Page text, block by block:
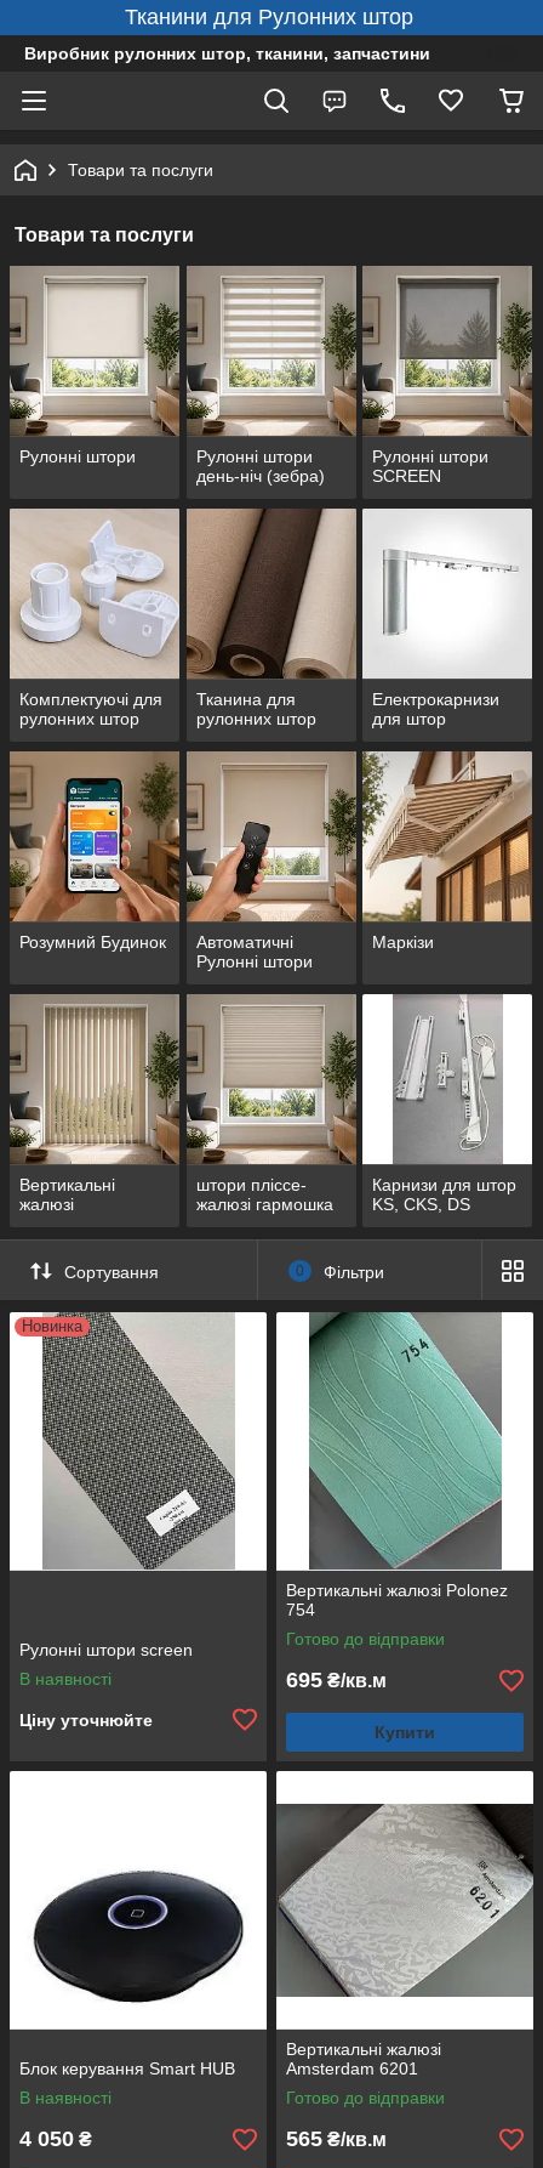
Тканини для Рулонних штор
Виробник рулонних штор, тканини, запчастини
Товари та послуги
Товари та послуги
Рулонні штори
Рулонні штори
день-ніч (зебра)
Рулонні штори
SCREEN
Комплектуючі для
рулонних штор
Тканина для
рулонних штор
Електрокарнизи
для штор
Розумний Будинок
Автоматичні
Рулонні штори
Маркізи
Вертикальні
жалюзі
штори пліссе-
жалюзі гармошка
Карнизи для штор
KS, CKS, DS
Сортування 0 Фільтри
Новинка
Рулонні штори screen
В наявності
Ціну уточнюйте
Вертикальні жалюзі Polonez
754
Готово до відправки
695 ₴/кв.м
Купити
Блок керування Smart HUB
В наявності
4 050 ₴
Вертикальні жалюзі
Amsterdam 6201
Готово до відправки
565 ₴/кв.м